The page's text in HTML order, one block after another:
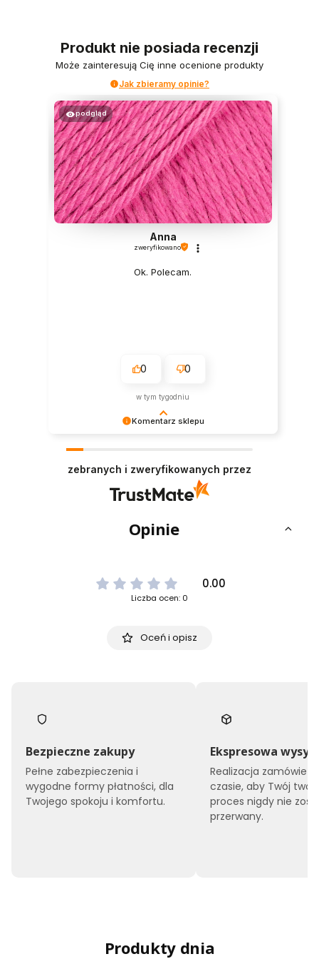
Produkt nie posiada recenzji
Może zainteresują Cię inne ocenione produkty
Jak zbieramy opinie?
Komentarz sklepu
że jesteśmy na właściwym torze :) Z
pozdrowieniami, obsługa sklepu.
podgląd
Anna
zweryfikowano
Ok. Polecam.
0 0
w tym tygodniu
zebranych i zweryfikowanych przez
Opinie
0.00
Liczba ocen: 0
Oceń i opisz
Bezpieczne zakupy
Pełne zabezpieczenia i
wygodne formy płatności, dla
Twojego spokoju i komfortu.
Ekspresowa
Realizacja zamówień
czasie, aby Twój
proces nigdy nie
przerwany.
Produkty dnia